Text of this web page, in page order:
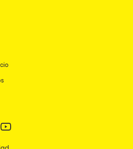
instagram
en twitter
en linkedin
Síguenos en youtube